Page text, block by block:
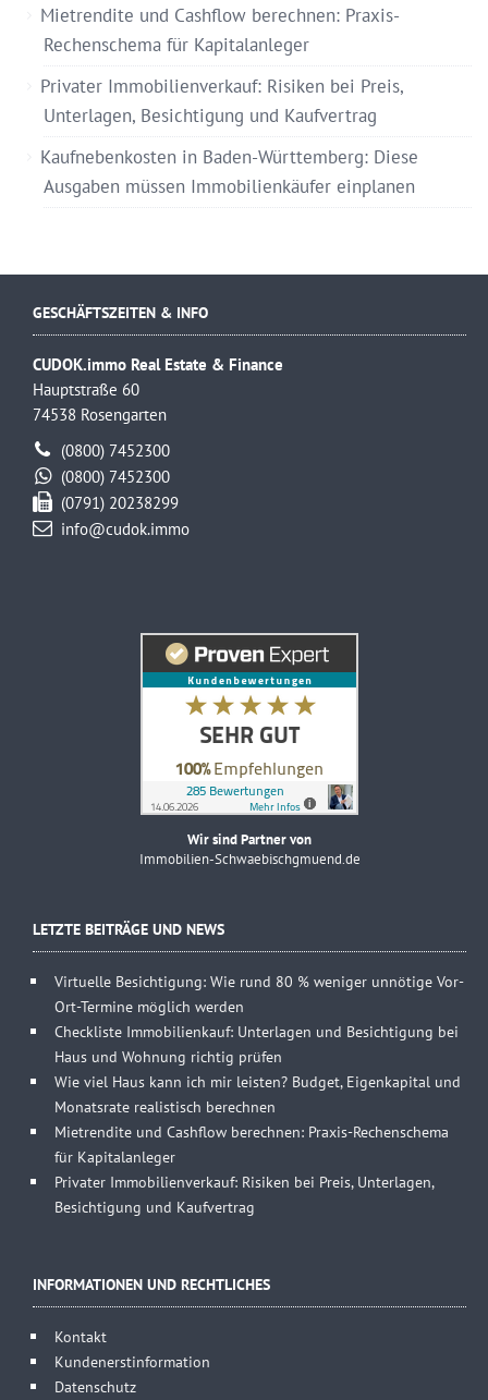
Mietrendite und Cashflow berechnen: Praxis-
Rechenschema für Kapitalanleger
Privater Immobilienverkauf: Risiken bei Preis,
Unterlagen, Besichtigung und Kaufvertrag
Kaufnebenkosten in Baden-Württemberg: Diese
Ausgaben müssen Immobilienkäufer einplanen
GESCHÄFTSZEITEN & INFO
CUDOK.immo Real Estate & Finance
Hauptstraße 60
74538 Rosengarten
(0800) 7452300
(0800) 7452300
(0791) 20238299
info@cudok.immo
Wir sind Partner von
Immobilien-Schwaebischgmuend.de
LETZTE BEITRÄGE UND NEWS
Virtuelle Besichtigung: Wie rund 80 % weniger unnötige Vor-
Ort-Termine möglich werden
Checkliste Immobilienkauf: Unterlagen und Besichtigung bei
Haus und Wohnung richtig prüfen
Wie viel Haus kann ich mir leisten? Budget, Eigenkapital und
Monatsrate realistisch berechnen
Mietrendite und Cashflow berechnen: Praxis-Rechenschema
für Kapitalanleger
Privater Immobilienverkauf: Risiken bei Preis, Unterlagen,
Besichtigung und Kaufvertrag
INFORMATIONEN UND RECHTLICHES
Kontakt
Kundenerstinformation
Datenschutz